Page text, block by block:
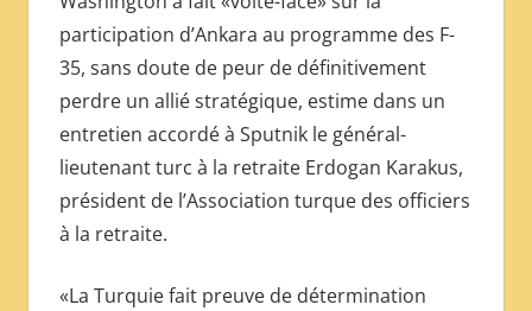
participation d’Ankara au programme des F-
35, sans doute de peur de définitivement
perdre un allié stratégique, estime dans un
entretien accordé à Sputnik le général-
lieutenant turc à la retraite Erdogan Karakus,
président de l’Association turque des officiers
à la retraite.
«La Turquie fait preuve de détermination